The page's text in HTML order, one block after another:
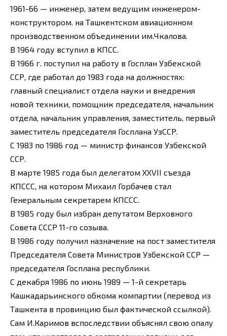
1961-66 — инженер, затем ведущим инженером-
конструктором. на Ташкентском авиационном
производственном объединении им.Чкалова.
В 1964 году вступил в КПСС.
В 1966 г. поступил на работу в Госплан Узбекской
ССР, где работал до 1983 года на должностях:
главный специалист отдела науки и внедрения
новой техники, помощник председателя, начальник
отдела, начальник управления, заместитель, первый
заместитель председателя Госплана УзССР.
С 1983 по 1986 год — министр финансов Узбекской
ССР.
В марте 1985 года был делегатом XXVII съезда
КПССС, на котором Михаил Горбачев стал
Генеральным секретарем КПССС.
В 1985 году был избран депутатом Верховного
Совета СССР 11-го созыва.
В 1986 году получил назначение на пост заместителя
Председателя Совета Министров Узбекской ССР —
председателя Госплана республики.
С декабря 1986 по июнь 1989 — 1-й секретарь
Кашкадарьинского обкома компартии (перевод из
Ташкента в провинцию был фактической ссылкой).
Сам И.Каримов вспоследствии объяснял свою опалу